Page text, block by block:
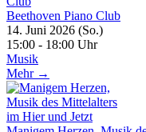
Beethoven Piano Club
14. Juni 2026 (So.)
15:00 - 18:00 Uhr
Musik
Mehr →